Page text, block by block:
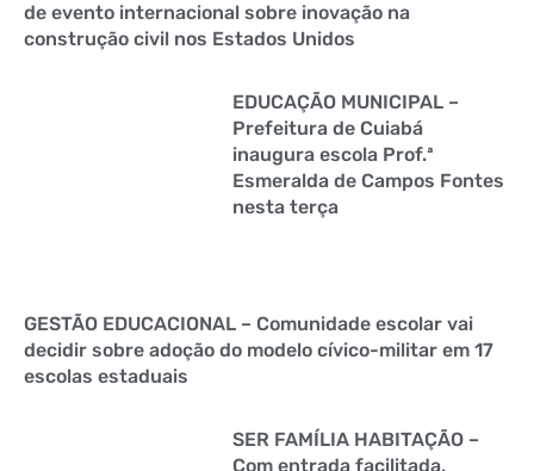
de evento internacional sobre inovação na
construção civil nos Estados Unidos
EDUCAÇÃO MUNICIPAL –
Prefeitura de Cuiabá
inaugura escola Prof.ª
Esmeralda de Campos Fontes
nesta terça
GESTÃO EDUCACIONAL – Comunidade escolar vai
decidir sobre adoção do modelo cívico-militar em 17
escolas estaduais
SER FAMÍLIA HABITAÇÃO –
Com entrada facilitada,